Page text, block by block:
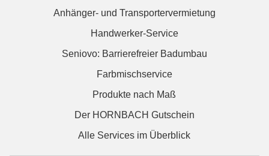
Anhänger- und Transportervermietung
Handwerker-Service
Seniovo: Barrierefreier Badumbau
Farbmischservice
Produkte nach Maß
Der HORNBACH Gutschein
Alle Services im Überblick